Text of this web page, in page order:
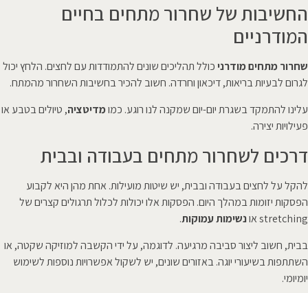
החשיבות של שחרור מתחים בחיים
המודרניים
שחרור מתחים מודרני כולל תהליכים שונים להתמודדות עם לחצים. הלחץ יכול
לגרום לבעיות בריאות, דיכאון וחרדה. חשוב להכיר בחשיבות השחרור מהמתח.
עלינו להתמקד בשגרת יום-יום שמקנה לנו רוגע. כמומדיטציה, טיולים בטבע או
פעילויות יצירה.
דרכים לשחרור מתחים בעבודה ובבית
להקל על לחצים בעבודה ובבית, יש שיטות מועילות. אחת מהן היא לקבוע
הפסקות יזומות במהלך היום. הפסקות אלו יכולות לכלול תרגולים קצרים של
stretching או
נשימות עמוקות.
בבית, חשוב ליצור סביבה מרגיעה. לדוגמה, על ידי הקשבה למוזיקה שקטה, או
השתתפות בשיעורי יוגה. באזורים שונים, יש לשקול אפשרויות נוספות לשימוש
יומיומי.